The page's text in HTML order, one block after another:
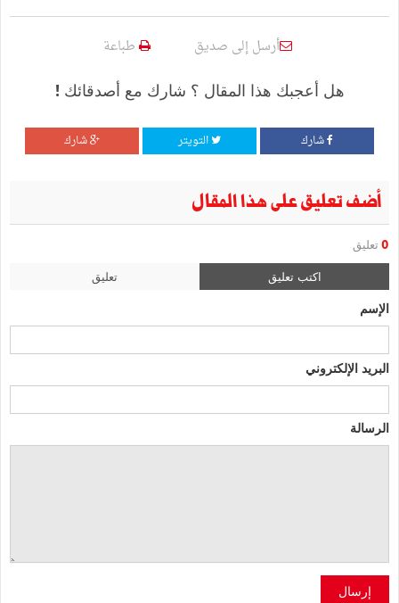
أرسل إلى صديق طباعة
هل أعجبك هذا المقال ؟ شارك مع أصدقائك !
شارك التويتر شارك
أضف تعليق على هذا المقال
0 تعليق
اكتب تعليق تعليق
الإسم
البريد الإلكتروني
الرسالة
إرسال